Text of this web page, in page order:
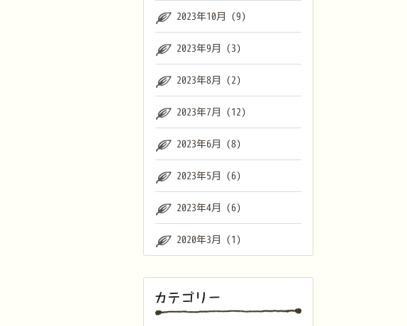
2023年10月 (9)
2023年9月 (3)
2023年8月 (2)
2023年7月 (12)
2023年6月 (8)
2023年5月 (6)
2023年4月 (6)
2020年3月 (1)